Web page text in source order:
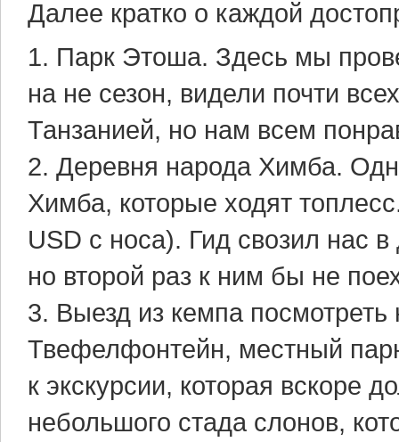
Далее кратко о каждой
1. Парк Этоша. Здесь мы
на не сезон, видели почти
Танзанией, но нам всем
2. Деревня народа Химба.
Химба, которые ходят
USD с носа). Гид свозил нас
но второй раз к ним бы не
3. Выезд из кемпа
Твефелфонтейн, местный
к экскурсии, которая вскоре
небольшого стада слонов,